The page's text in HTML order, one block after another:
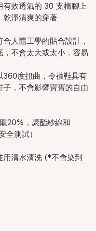
有效透氣的 30 支棉腳上
乾淨清爽的穿著
人體工學的貼合設計，
不會太大或太小，容易
360度扭曲，令襪鞋具有
，不會影響寶寶的自由
20%，聚酯紗線和
測試）
用清水清洗 (*不會染到